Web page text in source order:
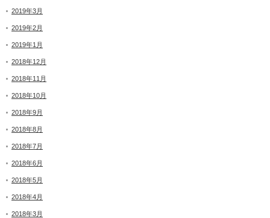
2019年3月
2019年2月
2019年1月
2018年12月
2018年11月
2018年10月
2018年9月
2018年8月
2018年7月
2018年6月
2018年5月
2018年4月
2018年3月